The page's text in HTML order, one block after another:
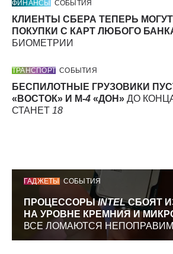
ФИНАНСЫ СОБЫТИЯ
КЛИЕНТЫ СБЕРА ТЕПЕРЬ
ПОКУПКИ С КАРТ ЛЮБОГО
БИОМЕТРИИ
ТРАНСПОРТ СОБЫТИЯ
БЕСПИЛОТНЫЕ ГРУЗОВИКИ
«ВОСТОК» И М-4 «ДОН» ДО
СТАНЕТ 18
ГАДЖЕТЫ СОБЫТИЯ
ПРОЦЕССОРЫINTELСБОЯТ
НА УРОВНЕ КРЕМНИЯ И
ВСЕ ЛОМАЮТСЯ